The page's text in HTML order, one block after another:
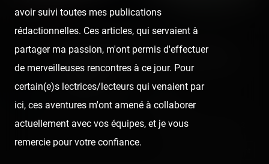
Coasterrider en prime time
👍 23 😍 3
avoir suivi toutes mes publications
rédactionnelles. Ces articles, qui servaient à
partager ma passion, m'ont permis d'effectuer
de merveilleuses rencontres à ce jour. Pour
certain(e)s lectrices/lecteurs qui venaient par
ici, ces aventures m'ont amené à collaborer
actuellement avec vos équipes, et je vous
remercie pour votre confiance.